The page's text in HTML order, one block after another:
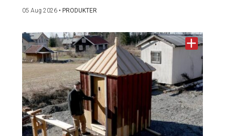
05 Aug 2026 • PRODUKTER